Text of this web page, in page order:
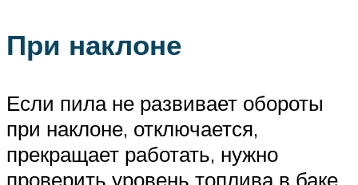
При наклоне
Если пила не развивает обороты
при наклоне, отключается,
прекращает работать, нужно
проверить уровень топлива в баке.